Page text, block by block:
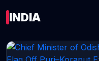
INDIA